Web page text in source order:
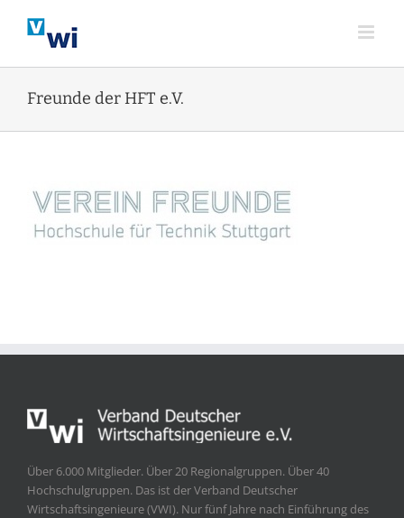
Inhalt
Freunde der HFT e.V.
Über 6.000 Mitglieder. Über 20 Regionalgruppen. Über 40
Hochschulgruppen. Das ist der Verband Deutscher
Wirtschaftsingenieure (VWI). Nur fünf Jahre nach Einführung des